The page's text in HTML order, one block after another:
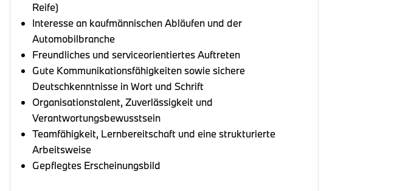
Reife)
Interesse an kaufmännischen Abläufen und der
Automobilbranche
Freundliches und serviceorientiertes Auftreten
Gute Kommunikationsfähigkeiten sowie sichere
Deutschkenntnisse in Wort und Schrift
Organisationstalent, Zuverlässigkeit und
Verantwortungsbewusstsein
Teamfähigkeit, Lernbereitschaft und eine strukturierte
Arbeitsweise
Gepflegtes Erscheinungsbild